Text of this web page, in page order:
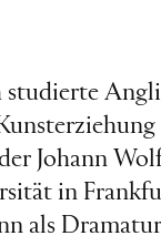
studierte
Johann
in
als